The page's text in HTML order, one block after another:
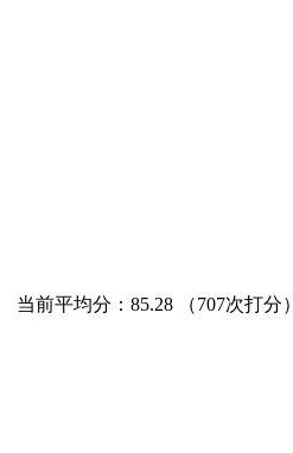
当前平均分： 85.28 （707次打分）